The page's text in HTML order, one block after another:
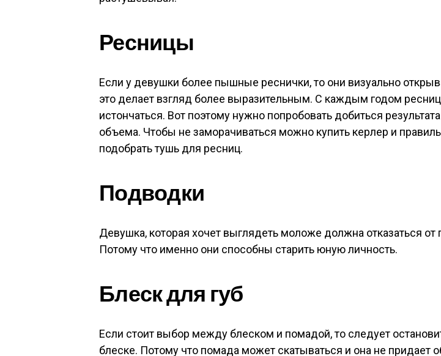
Ресницы
Если у девушки более пышные реснички, то они визуально
это делает взгляд более выразительным. С каждым годом
истончаться. Вот поэтому нужно попробовать добиться
объема. Чтобы не заморачиваться можно купить керлер и
подобрать тушь для ресниц.
Подводки
Девушка, которая хочет выглядеть моложе должна отказаться от
Потому что именно они способны старить юную личность.
Блеск для губ
Если стоит выбор между блеском и помадой, то следует
блеске. Потому что помада может скатываться и она не придает